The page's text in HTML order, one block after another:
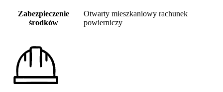
Zabezpieczenie
środków
Otwarty mieszkaniowy rachunek
powierniczy